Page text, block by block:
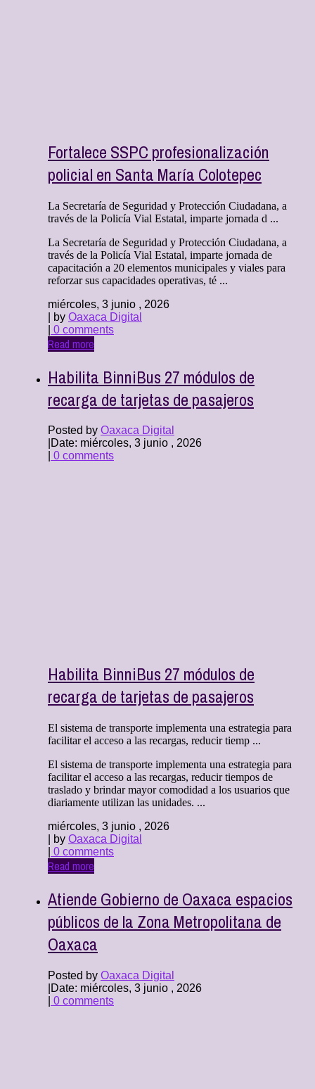
Fortalece SSPC profesionalización
policial en Santa María Colotepec
La Secretaría de Seguridad y Protección Ciudadana, a
través de la Policía Vial Estatal, imparte jornada d ...
La Secretaría de Seguridad y Protección Ciudadana, a
través de la Policía Vial Estatal, imparte jornada de
capacitación a 20 elementos municipales y viales para
reforzar sus capacidades operativas, té ...
miércoles, 3 junio , 2026
| by Oaxaca Digital
0 comments
Read more
Habilita BinniBus 27 módulos de
recarga de tarjetas de pasajeros
Posted by Oaxaca Digital
Date: miércoles, 3 junio , 2026
0 comments
Habilita BinniBus 27 módulos de
recarga de tarjetas de pasajeros
El sistema de transporte implementa una estrategia para
facilitar el acceso a las recargas, reducir tiemp ...
El sistema de transporte implementa una estrategia para
facilitar el acceso a las recargas, reducir tiempos de
traslado y brindar mayor comodidad a los usuarios que
diariamente utilizan las unidades. ...
miércoles, 3 junio , 2026
| by Oaxaca Digital
0 comments
Read more
Atiende Gobierno de Oaxaca espacios
públicos de la Zona Metropolitana de
Oaxaca
Posted by Oaxaca Digital
Date: miércoles, 3 junio , 2026
0 comments